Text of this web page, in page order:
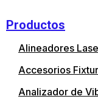
Productos
Alineadores
Accesorios
Analizador de